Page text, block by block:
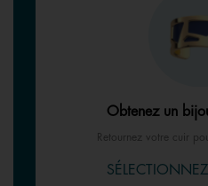
Obtenez un
Retournez votre cuir